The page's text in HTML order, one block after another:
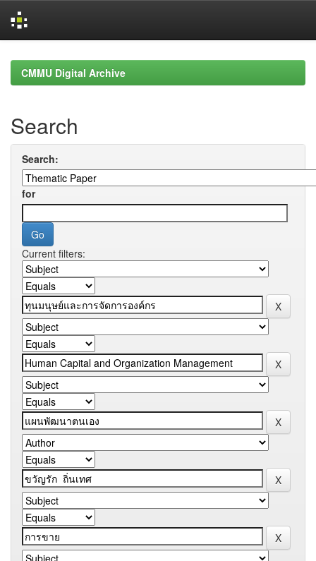
navigationCMMU Digital Archive
Search
Search:
for
Current filters: